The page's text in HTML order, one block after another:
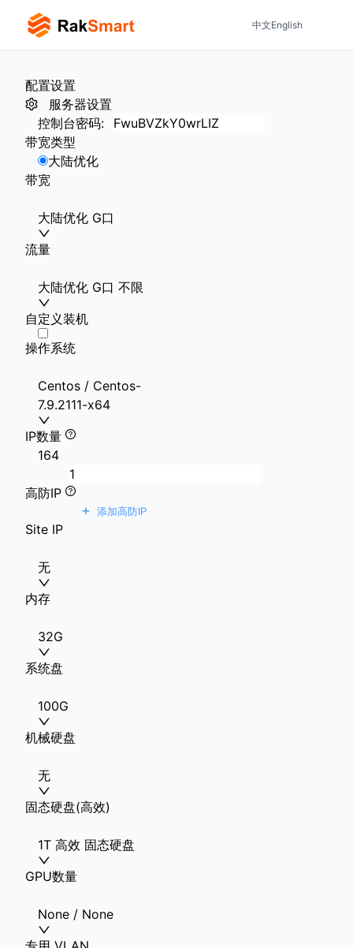
中文English
配置设置
服务器设置
控制台密码:
带宽类型
大陆优化
带宽
大陆优化 G口
流量
大陆优化 G口 不限
自定义装机
操作系统
Centos / Centos-
7.9.2111-x64
IP数量
164
高防IP
+ 添加高防IP
Site IP
无
内存
32G
系统盘
100G
机械硬盘
无
固态硬盘(高效)
1T 高效 固态硬盘
GPU数量
None / None